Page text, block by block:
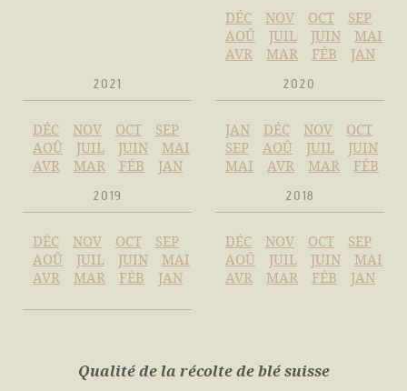
DÉC NOV OCT
SEP
AOÛ
JUIL JUIN
MAI
AVR
MAR FÉB JAN
2021
DÉC NOV OCT
SEP
AOÛ
JUIL JUIN
MAI
AVR
MAR FÉB JAN
2020
JAN DÉC NOV
OCT
SEP
AOÛ JUIL
JUIN
MAI
AVR MAR FÉB
2019
DÉC NOV OCT
SEP
AOÛ
JUIL JUIN
MAI
AVR
MAR FÉB JAN
2018
DÉC NOV OCT
SEP
AOÛ
JUIL JUIN
MAI
AVR
MAR FÉB JAN
Qualité de la récolte de blé suisse